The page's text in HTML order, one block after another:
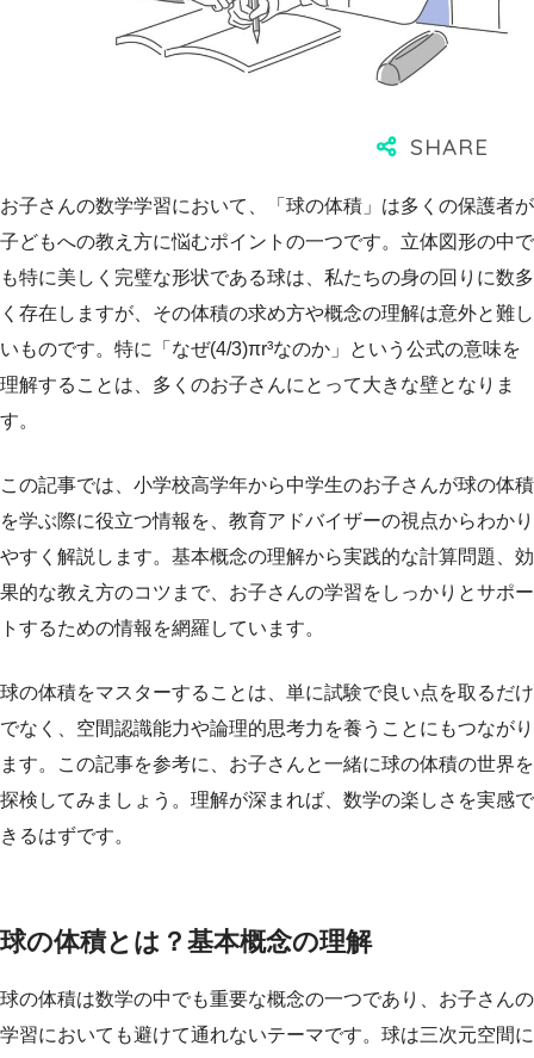
お子さんの数学学習において、「球の体積」は多くの保護者が
子どもへの教え方に悩むポイントの一つです。立体図形の中で
も特に美しく完璧な形状である球は、私たちの身の回りに数多
く存在しますが、その体積の求め方や概念の理解は意外と難し
いものです。特に「なぜ(4/3)πr³なのか」という公式の意味を
理解することは、多くのお子さんにとって大きな壁となりま
す。
この記事では、小学校高学年から中学生のお子さんが球の体積
を学ぶ際に役立つ情報を、教育アドバイザーの視点からわかり
やすく解説します。基本概念の理解から実践的な計算問題、効
果的な教え方のコツまで、お子さんの学習をしっかりとサポー
トするための情報を網羅しています。
球の体積をマスターすることは、単に試験で良い点を取るだけ
でなく、空間認識能力や論理的思考力を養うことにもつながり
ます。この記事を参考に、お子さんと一緒に球の体積の世界を
探検してみましょう。理解が深まれば、数学の楽しさを実感で
きるはずです。
球の体積とは？基本概念の理解
球の体積は数学の中でも重要な概念の一つであり、お子さんの
学習においても避けて通れないテーマです。球は三次元空間に